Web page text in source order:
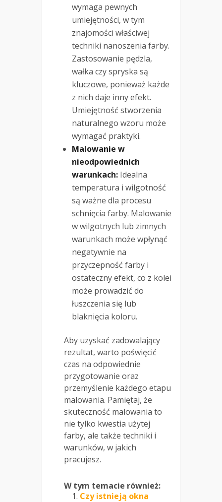
wymaga pewnych
umiejętności, w tym
znajomości właściwej
techniki nanoszenia farby.
Zastosowanie pędzla,
wałka czy spryska są
kluczowe, ponieważ każde
z nich daje inny efekt.
Umiejętność stworzenia
naturalnego wzoru może
wymagać praktyki.
Malowanie w
nieodpowiednich
warunkach: Idealna
temperatura i wilgotność
są ważne dla procesu
schnięcia farby. Malowanie
w wilgotnych lub zimnych
warunkach może wpłynąć
negatywnie na
przyczepność farby i
ostateczny efekt, co z kolei
może prowadzić do
łuszczenia się lub
blaknięcia koloru.
Aby uzyskać zadowalający
rezultat, warto poświęcić
czas na odpowiednie
przygotowanie oraz
przemyślenie każdego etapu
malowania. Pamiętaj, że
skuteczność malowania to
nie tylko kwestia użytej
farby, ale także techniki i
warunków, w jakich
pracujesz.
W tym temacie również:
Czy istnieją okna